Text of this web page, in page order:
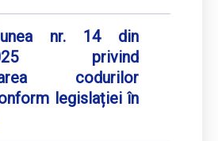
nr. 14 din
privind
codurilor
legislației în